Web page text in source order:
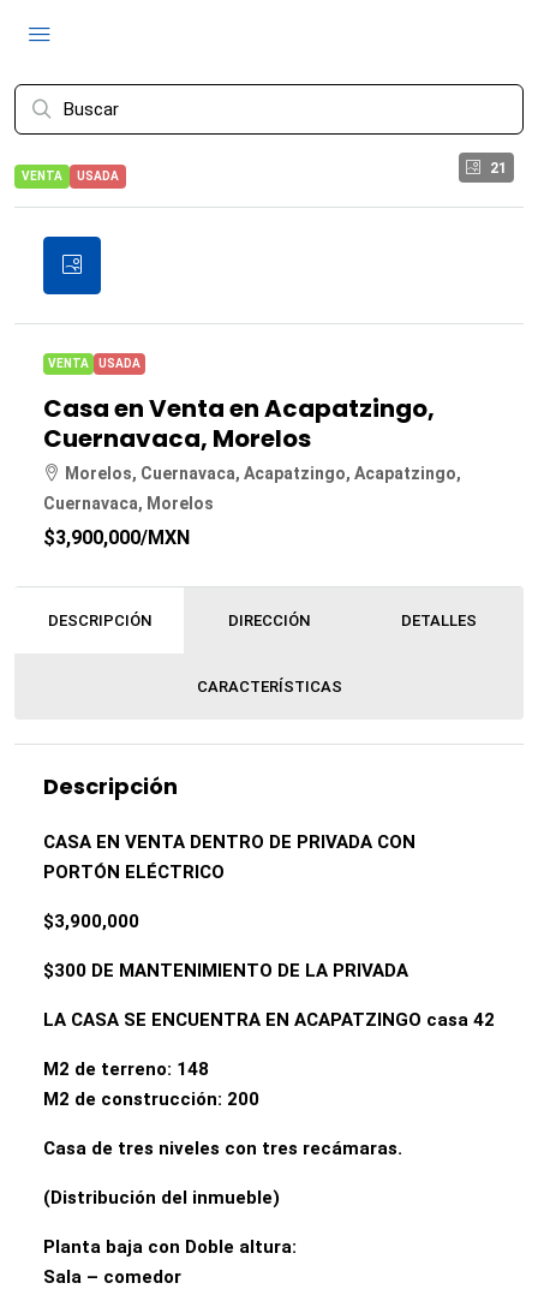
21
VENTA USADA
VENTA USADA
Casa en Venta en Acapatzingo,
Cuernavaca, Morelos
Morelos, Cuernavaca, Acapatzingo, Acapatzingo,
Cuernavaca, Morelos
$3,900,000/MXN
DESCRIPCIÓN DIRECCIÓN DETALLES
CARACTERÍSTICAS
Descripción
CASA EN VENTA DENTRO DE PRIVADA CON
PORTÓN ELÉCTRICO
$3,900,000
$300 DE MANTENIMIENTO DE LA PRIVADA
LA CASA SE ENCUENTRA EN ACAPATZINGO casa 42
M2 de terreno: 148
M2 de construcción: 200
Casa de tres niveles con tres recámaras.
(Distribución del inmueble)
Planta baja con Doble altura:
Sala – comedor